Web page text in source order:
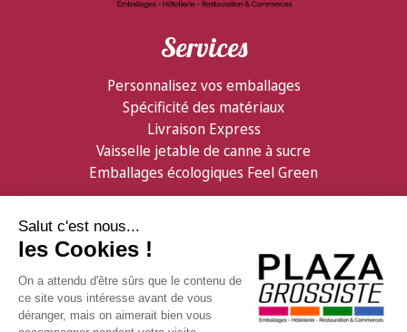
Services
Personnalisez vos emballages
Spécificité des matériaux
Livraison Express
Vaisselle jetable de canne à sucre
Emballages écologiques Feel Green
Partenaires
Confiserie Foraine
GDB Distribution
Facebook
Visitez ShopMania
Qui sommes nous ?
Contactez nous
Livraison & logistique
Modes de règlement